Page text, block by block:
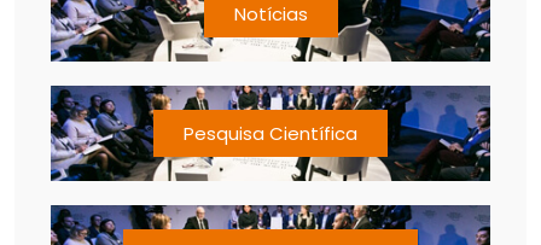
Notícias
Pesquisa Científica